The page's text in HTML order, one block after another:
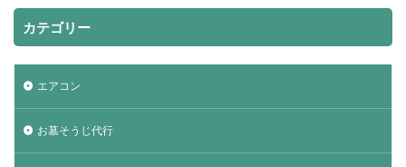
カテゴリー
エアコン
お墓そうじ代行